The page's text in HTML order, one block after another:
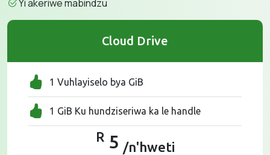
Yi akeriwe mabindzu
Cloud Drive
1 Vuhlayiselo bya GiB
1 GiB Ku hundziseriwa ka le handle
R5 /n'hweti